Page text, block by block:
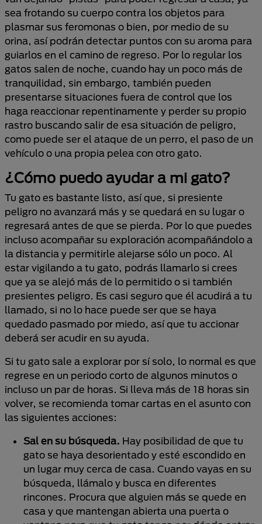
sea frotando su cuerpo contra los objetos para
plasmar sus feromonas o bien, por medio de su
orina, así podrán detectar puntos con su aroma para
guiarlos en el camino de regreso. Por lo regular los
gatos salen de noche, cuando hay un poco más de
tranquilidad, sin embargo, también pueden
presentarse situaciones fuera de control que los
haga reaccionar repentinamente y perder su propio
rastro buscando salir de esa situación de peligro,
como puede ser el ataque de un perro, el paso de un
vehículo o una propia pelea con otro gato.
¿Cómo puedo ayudar a mi gato?
Tu gato es bastante listo, así que, si presiente
peligro no avanzará más y se quedará en su lugar o
regresará antes de que se pierda. Por lo que puedes
incluso acompañar su exploración acompañándolo a
la distancia y permitirle alejarse sólo un poco. Al
estar vigilando a tu gato, podrás llamarlo si crees
que ya se alejó más de lo permitido o si también
presientes peligro. Es casi seguro que él acudirá a tu
llamado, si no lo hace puede ser que se haya
quedado pasmado por miedo, así que tu accionar
deberá ser acudir en su ayuda.
Si tu gato sale a explorar por sí solo, lo normal es que
regrese en un periodo corto de algunos minutos o
incluso un par de horas. Si lleva más de 18 horas sin
volver, se recomienda tomar cartas en el asunto con
las siguientes acciones:
Sal en su búsqueda. Hay posibilidad de que tu
gato se haya desorientado y esté escondido en
un lugar muy cerca de casa. Cuando vayas en su
búsqueda, llámalo y busca en diferentes
rincones. Procura que alguien más se quede en
casa y que mantengan abierta una puerta o